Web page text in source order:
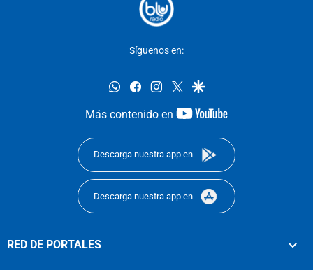
Síguenos en:
whatsappfacebookinstagram
twittergoogle
Más contenido en
youtube-
Descarga nuestra app en
Descarga nuestra app en
RED DE PORTALES